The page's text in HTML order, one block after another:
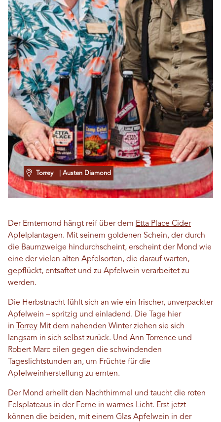
Torrey | Austen Diamond
Der Erntemond hängt reif über dem Etta Place Cider
Apfelplantagen. Mit seinem goldenen Schein, der durch
die Baumzweige hindurchscheint, erscheint der Mond wie
eine der vielen alten Apfelsorten, die darauf warten,
gepflückt, entsaftet und zu Apfelwein verarbeitet zu
werden.
Die Herbstnacht fühlt sich an wie ein frischer, unverpackter
Apfelwein – spritzig und einladend. Die Tage hier
in
Torrey Mit dem nahenden Winter ziehen sie sich
langsam in sich selbst zurück. Und Ann Torrence und
Robert Marc eilen gegen die schwindenden
Tageslichtstunden an, um Früchte für die
Apfelweinherstellung zu ernten.
Der Mond erhellt den Nachthimmel und taucht die roten
Felsplateaus in der Ferne in warmes Licht. Erst jetzt
können die beiden, mit einem Glas Apfelwein in der